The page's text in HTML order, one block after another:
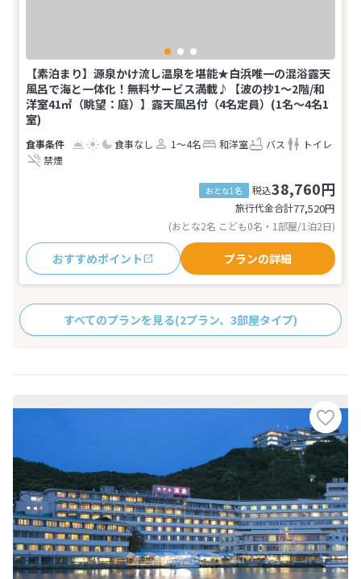
【素泊まり】源泉かけ流し温泉を堪能★白浜唯一の混浴露天
風呂で海と一体化！無料サービス満載♪【波の抄1～2階/和
洋室41㎡（眺望：庭）】露天風呂付（4名定員）(1名～4名1
室)
食事なし 1～4名 和洋室 バス
トイレ
禁煙
おとな1名 税込38,760円
旅行代金合計77,520円
(おとな2名 こども0名・1部屋/1泊2日)
おすすめポイント プランの詳細
すべてのプランを見る(2プラン、3部屋タイプ)